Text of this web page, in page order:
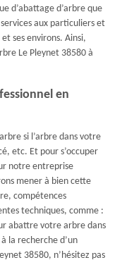
d’abattage d’arbre que
aux particuliers et
ses environs. Ainsi,
Le Pleynet 38580 à
en
si l’arbre dans votre
etc. Et pour s’occuper
notre entreprise
mener à bien cette
compétences
techniques, comme :
abattre votre arbre dans
la recherche d’un
38580, n’hésitez pas